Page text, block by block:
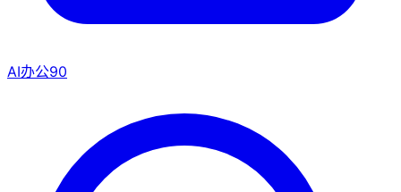
AI办公90